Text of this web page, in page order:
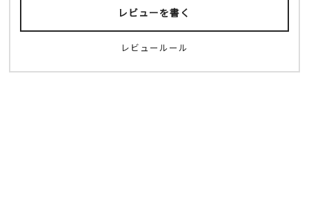
レビューを書く
レビュールール